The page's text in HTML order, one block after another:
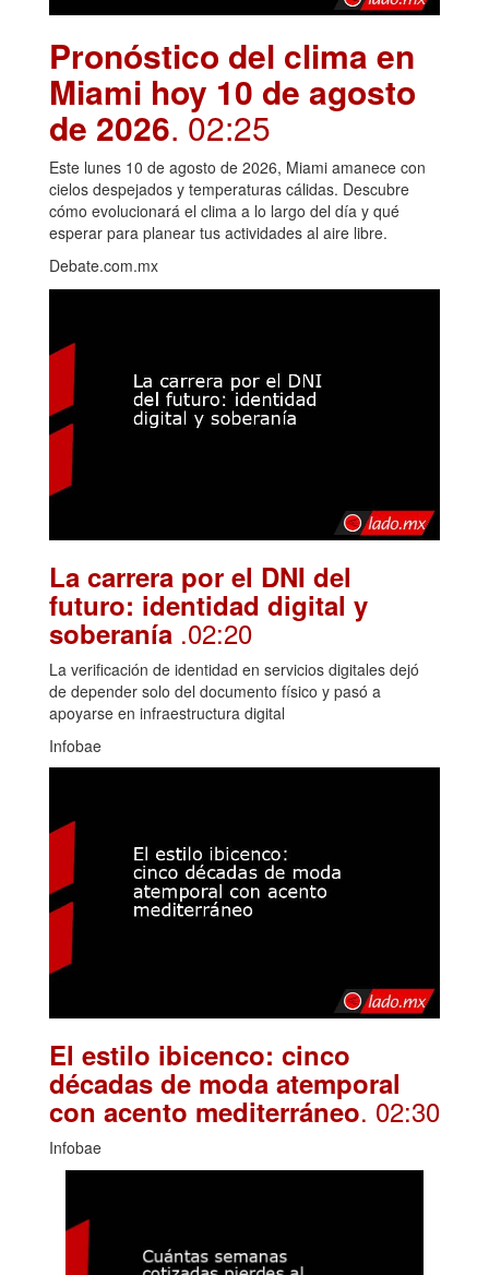
Pronóstico del clima en
Miami hoy 10 de agosto
de 2026. 02:25
Este lunes 10 de agosto de 2026, Miami amanece con
cielos despejados y temperaturas cálidas. Descubre
cómo evolucionará el clima a lo largo del día y qué
esperar para planear tus actividades al aire libre.
Debate.com.mx
La carrera por el DNI del
futuro: identidad digital y
soberanía .02:20
La verificación de identidad en servicios digitales dejó
de depender solo del documento físico y pasó a
apoyarse en infraestructura digital
Infobae
El estilo ibicenco: cinco
décadas de moda atemporal
con acento mediterráneo. 02:30
Infobae